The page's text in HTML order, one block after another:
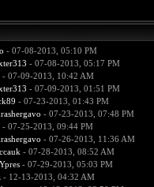
- 07-08-2013, 05:10 PM
- 07-08-2013, 05:17 PM
- 07-09-2013, 10:42 AM
- 07-09-2013, 01:51 PM
- 07-23-2013, 01:43 PM
- 07-23-2013, 07:48 PM
- 07-25-2013, 09:44 PM
- 07-26-2013, 11:36 AM
- 07-28-2013, 08:52 AM
- 07-29-2013, 05:03 PM
- 12-13-2013, 04:32 AM